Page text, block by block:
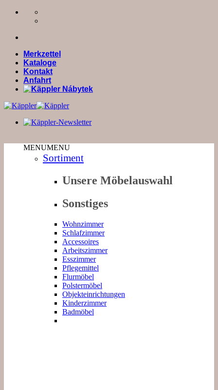
Zum
Merkzettel
Kataloge
Kontakt
Anfahrt
MENUMENU
Sortiment
Unsere Möbelauswahl
Sonstiges
Wohnzimmer
Schlafzimmer
Accessoires
Arbeitszimmer
Esszimmer
Pflegemittel
Flurmöbel
Polstermöbel
Objekteinrichtungen
Kinderzimmer
Badmöbel